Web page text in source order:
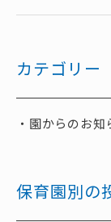
カテゴリー
園からのお知
保育園別の